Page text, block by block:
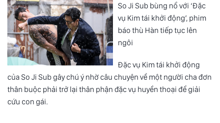
So Ji Sub bùng nổ với ‘Đặc
vụ Kim tái khởi động’, phim
báo thù Hàn tiếp tục lên
ngôi
Đặc vụ Kim tái khởi động
của So Ji Sub gây chú ý nhờ câu chuyện về một người cha đơn
thân buộc phải trở lại thân phận đặc vụ huyền thoại để giải
cứu con gái.